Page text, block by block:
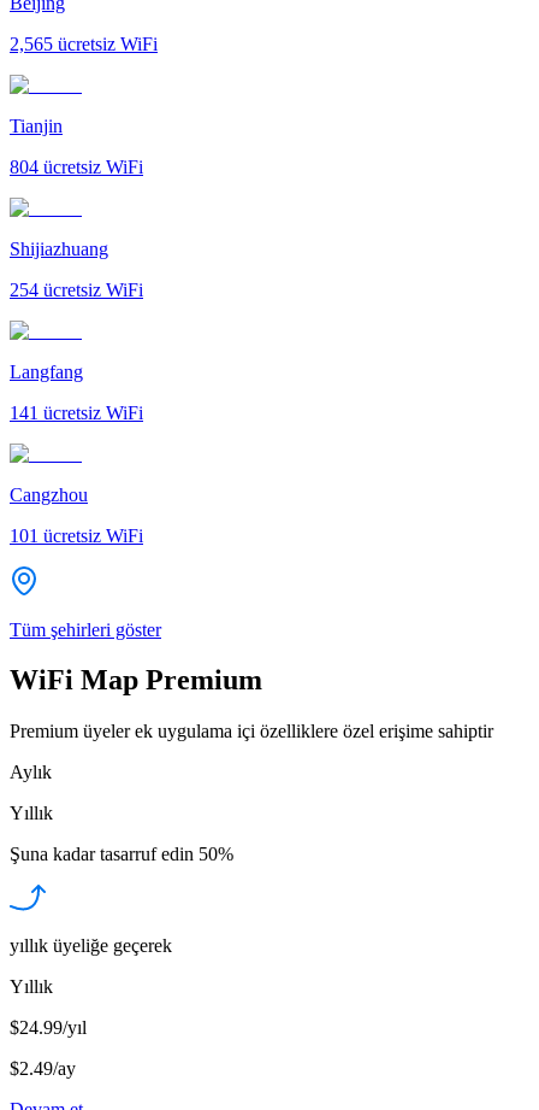
2,565 ücretsiz WiFi
Tianjin
804 ücretsiz WiFi
Shijiazhuang
254 ücretsiz WiFi
Langfang
141 ücretsiz WiFi
Cangzhou
101 ücretsiz WiFi
Tüm şehirleri göster
WiFi Map Premium
Premium üyeler ek uygulama içi özelliklere özel erişime sahiptir
Aylık
Yıllık
Şuna kadar tasarruf edin 50%
yıllık üyeliğe geçerek
Yıllık
$24.99/yıl
$2.49/ay